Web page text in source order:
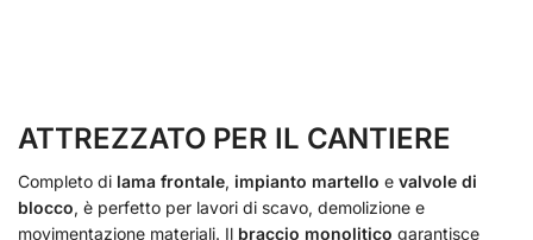
ATTREZZATO PER IL CANTIERE
Completo dilama frontale,impianto martelloe valvole di
blocco, è perfetto per lavori di scavo, demolizione e